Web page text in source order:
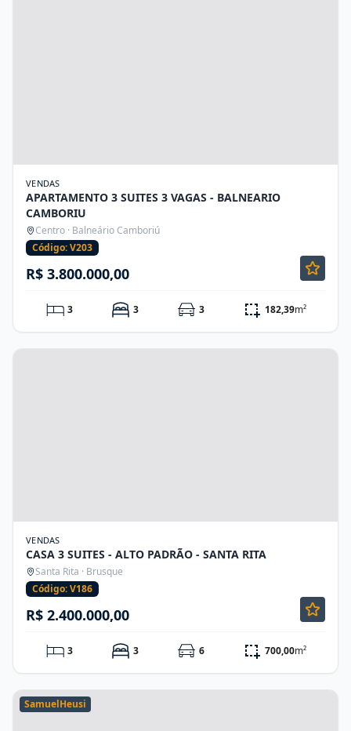
VENDAS
APARTAMENTO 3 SUITES 3 VAGAS - BALNEARIO
CAMBORIU
Centro · Balneário Camboriú
Código: V203
R$ 3.800.000,00
3 3 3 182,39m²
VENDAS
CASA 3 SUITES - ALTO PADRÃO - SANTA RITA
Santa Rita · Brusque
Código: V186
R$ 2.400.000,00
3 3 6 700,00m²
SamuelHeusi